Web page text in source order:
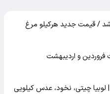
/ قیمت جدید هرکیلو مرغ
فروردین و اردیبهشت
لوبیا چیتی، نخود، عدس کیلویی